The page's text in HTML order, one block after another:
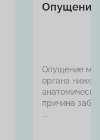
Опущение
Опущение
органа ниже
причина
...